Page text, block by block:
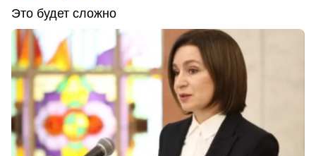
Это будет сложно